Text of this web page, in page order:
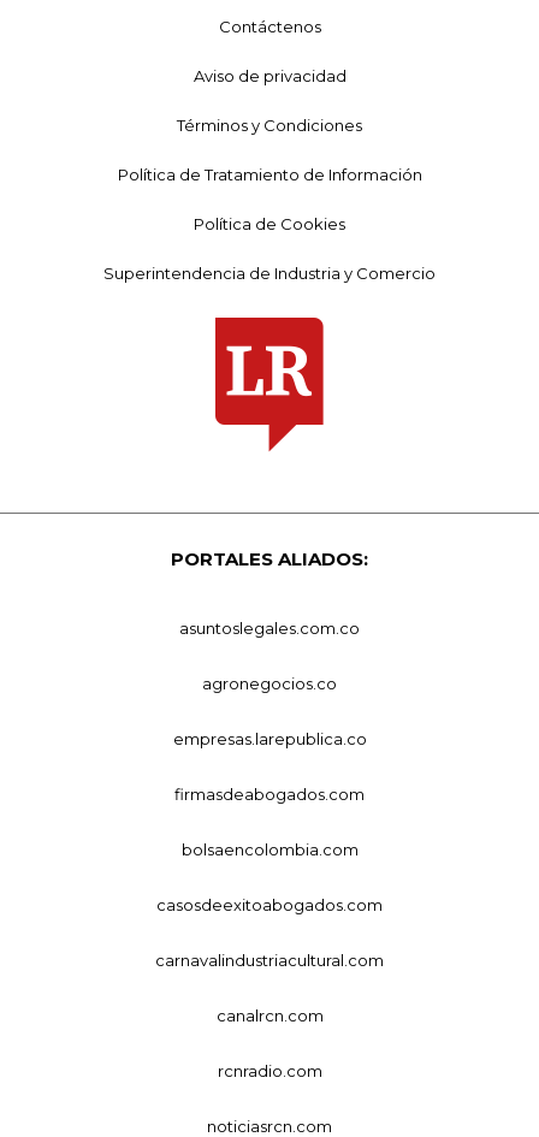
Contáctenos
Aviso de privacidad
Términos y Condiciones
Política de Tratamiento de Información
Política de Cookies
Superintendencia de Industria y Comercio
PORTALES ALIADOS:
asuntoslegales.com.co
agronegocios.co
empresas.larepublica.co
firmasdeabogados.com
bolsaencolombia.com
casosdeexitoabogados.com
carnavalindustriacultural.com
canalrcn.com
rcnradio.com
noticiasrcn.com